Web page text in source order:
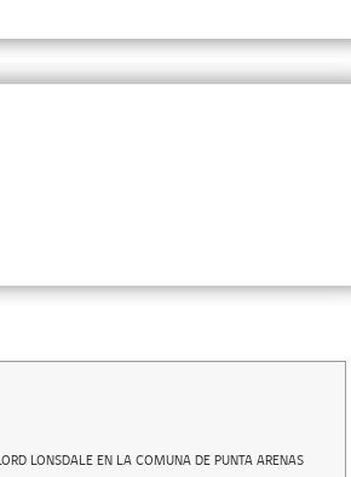
LONSDALE EN LA COMUNA DE PUNTA ARENAS